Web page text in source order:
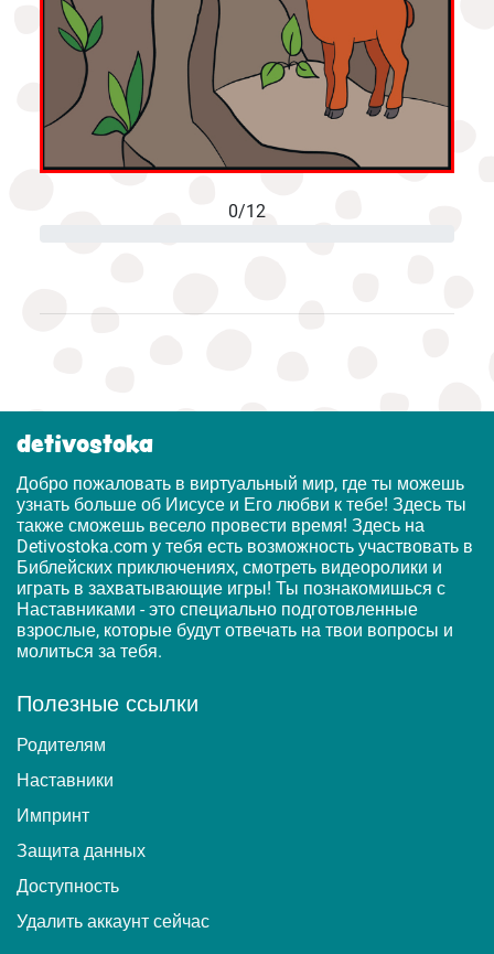
0/12
detivostoka
Добро пожаловать в виртуальный мир, где ты можешь
узнать больше об Иисусе и Его любви к тебе! Здесь ты
также сможешь весело провести время! Здесь на
Detivostoka.com у тебя есть возможность участвовать в
Библейских приключениях, смотреть видеоролики и
играть в захватывающие игры! Ты познакомишься с
Наставниками - это специально подготовленные
взрослые, которые будут отвечать на твои вопросы и
молиться за тебя.
Полезные ссылки
Родителям
Наставники
Импринт
Защита данных
Доступность
Удалить аккаунт сейчас